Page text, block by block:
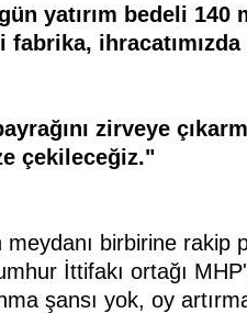
yatırım bedeli 140
fabrika, ihracatımızda
zirveye
çekileceğiz."
birbirine
İttifakı ortağı
şansı yok, oy